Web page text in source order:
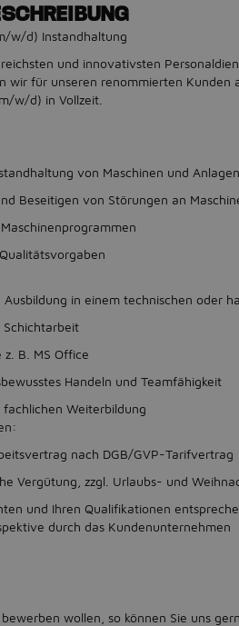
w/d) Instandhaltung
und innovativsten
wir für unseren renommierten Kunden
w/d) in Vollzeit.
von Maschinen und Anlagen
Beseitigen von Störungen an
Ausbildung in einem technischen oder
z. B. MS Office
Handeln und Teamfähigkeit
Weiterbildung
nach DGB/GVP-Tarifvertrag
Vergütung, zzgl. Urlaubs- und
und Ihren Qualifikationen
durch das Kundenunternehmen
wollen, so können Sie uns